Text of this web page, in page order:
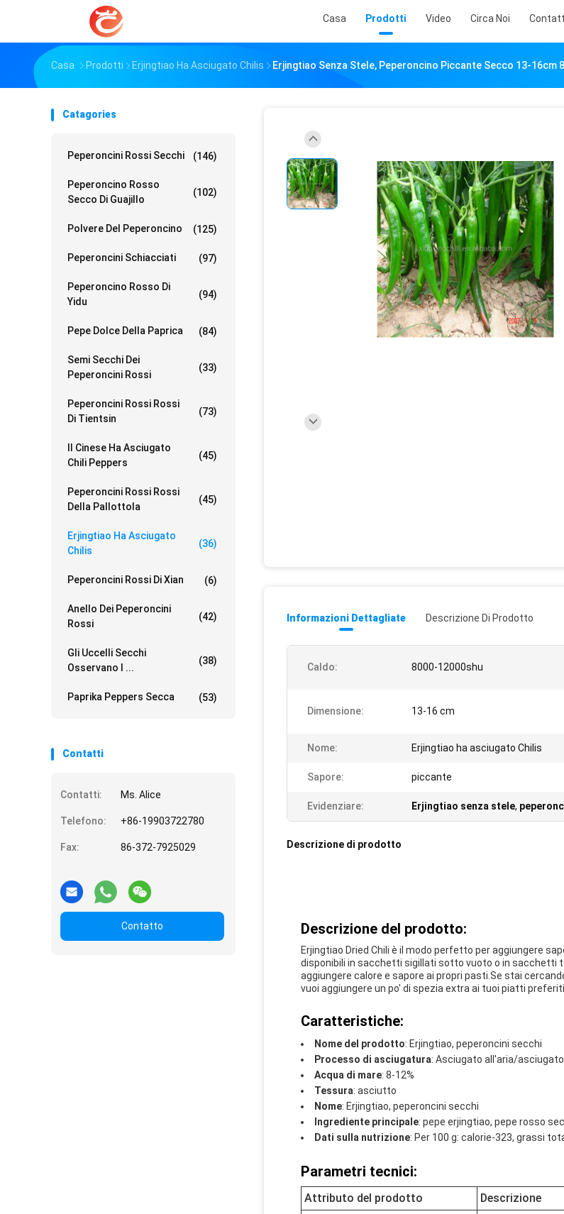
Casa Prodotti Video Circa Noi
Casa Prodotti Erjingtiao Ha Asciugato Chilis Erjingtiao Senza Stele, Peperoncino Piccante Secco 13-
Catagories
Peperoncini Rossi Secchi (146)
Peperoncino Rosso
Secco Di Guajillo
(102)
Polvere Del Peperoncino (125)
Peperoncini Schiacciati (97)
Peperoncino Rosso Di
Yidu
(94)
Pepe Dolce Della Paprica (84)
Semi Secchi Dei
Peperoncini Rossi
(33)
Peperoncini Rossi Rossi
Di Tientsin
(73)
Il Cinese Ha Asciugato
Chili Peppers
(45)
Peperoncini Rossi Rossi
Della Pallottola
(45)
Erjingtiao Ha Asciugato
Chilis
(36)
Peperoncini Rossi Di Xian (6)
Anello Dei Peperoncini
Rossi
(42)
Gli Uccelli Secchi
Osservano I ...
(38)
Paprika Peppers Secca (53)
Contatti
Contatti: Ms. Alice
Telefono: +86-19903722780
Fax: 86-372-7925029
Contatto
Informazioni Dettagliate Descrizione Di Prodotto
Caldo: 8000-12000shu
Dimensione: 13-16 cm
Nome: Erjingtiao ha asciugato Chilis
Sapore: piccante
Evidenziare: Erjingtiao senza stele,
Descrizione di prodotto
Descrizione del prodotto:
Erjingtiao Dried Chili è il modo perfetto per aggiungere
disponibili in sacchetti sigillati sotto vuoto o in sacchetti
aggiungere calore e sapore ai propri pasti.Se stai
vuoi aggiungere un po' di spezia extra ai tuoi piatti
Caratteristiche:
Nome del prodotto: Erjingtiao, peperoncini secchi
Processo di asciugatura: Asciugato all'aria/
Acqua di mare: 8-12%
Tessura: asciutto
Nome: Erjingtiao, peperoncini secchi
Ingrediente principale: pepe erjingtiao, pepe rosso
Dati sulla nutrizione: Per 100 g: calorie-323, grassi
Parametri tecnici:
Attributo del prodotto
Descrizione